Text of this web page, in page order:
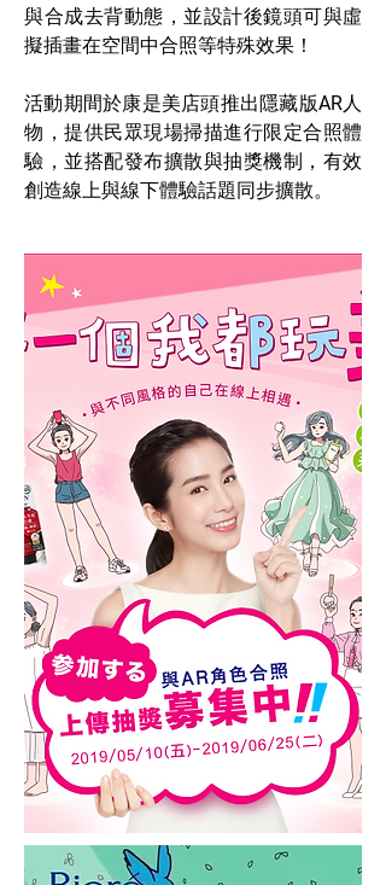
與合成去背動態，並設計後鏡頭可與虛
擬插畫在空間中合照等特殊效果！
活動期間於康是美店頭推出隱藏版AR人
物，提供民眾現場掃描進行限定合照體
驗，並搭配發布擴散與抽獎機制，有效
創造線上與線下體驗話題同步擴散。